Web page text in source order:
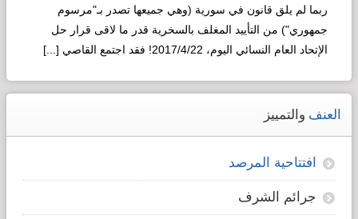
لـ"التطوير"!
ربما لم يلق قانون في سورية (وهي جميعها تصدر بـ"مرسوم
جمهوري") من التأييد المغلف بالسخرية قدر ما لاقى قرار حل
الإتحاد العام النسائي اليوم، 2017/4/22! فقد اجتمع القاصي [...]
Read more...
العنف والتمييز
افتتاحية المرصد
جرائم الشرف